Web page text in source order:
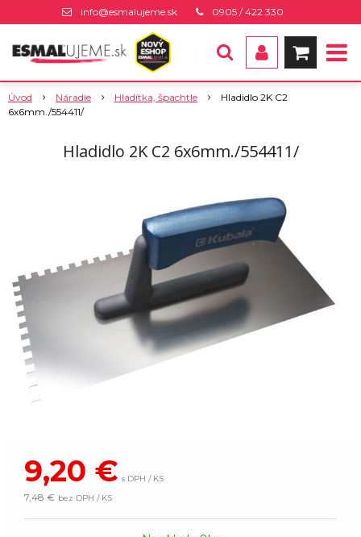
info@esmalujeme.sk 0905 / 422 330
Úvod Náradie Hladítka, špachtle
Hladidlo 2K C2
6x6mm./554411/
Hladidlo 2K C2 6x6mm./554411/
9,20 € s DPH / KS
7,48 € bez DPH / KS